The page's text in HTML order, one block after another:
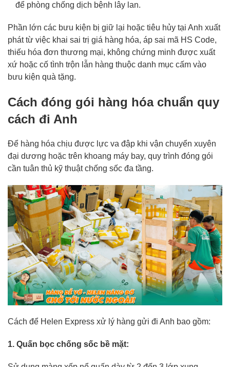
để phòng chống dịch bệnh lây lan.
Phần lớn các bưu kiện bị giữ lại hoặc tiêu hủy tại Anh xuất
phát từ việc khai sai trị giá hàng hóa, áp sai mã HS Code,
thiếu hóa đơn thương mại, không chứng minh được xuất
xứ hoặc cố tình trộn lẫn hàng thuộc danh mục cấm vào
bưu kiện quà tặng.
Cách đóng gói hàng hóa chuẩn quy
cách đi Anh
Để hàng hóa chịu được lực va đập khi vận chuyển xuyên
đại dương hoặc trên khoang máy bay, quy trình đóng gói
cần tuân thủ kỹ thuật chống sốc đa tầng.
Cách để Helen Express xử lý hàng gửi đi Anh bao gồm:
1. Quấn bọc chống sốc bề mặt: